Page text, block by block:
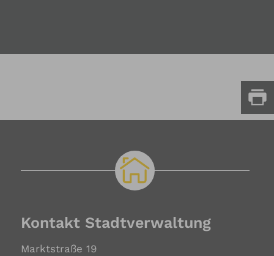
Kontakt Stadtverwaltung
Marktstraße 19